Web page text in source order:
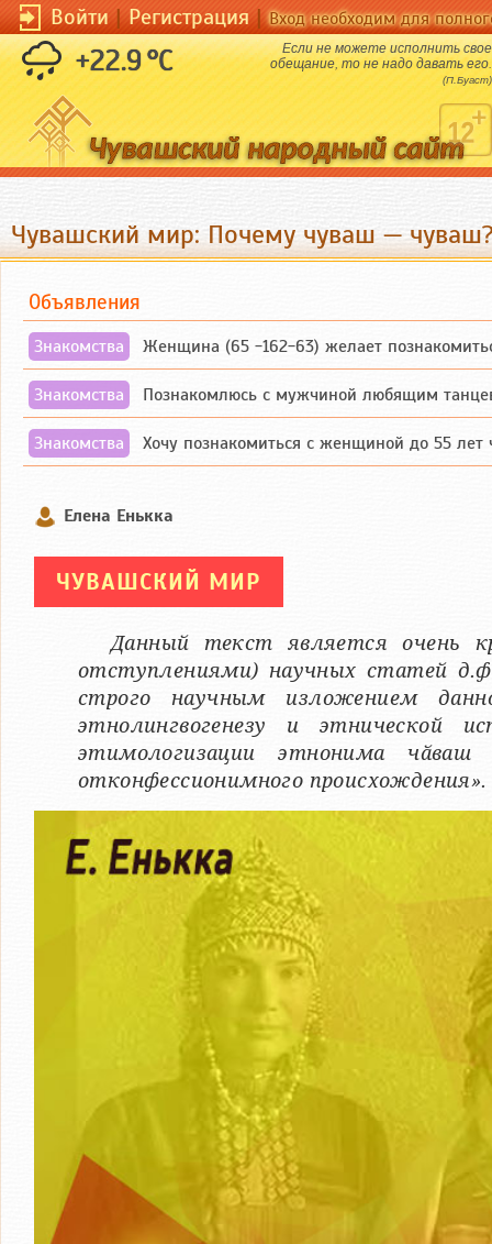
Войти|Регистрация|Вход необходим для
+22.9 °C
Если не можете исполнить свое
обещание, то не надо давать его.
(П.Буаст)
Чувашский мир: Почему чуваш —
Объявления
Знакомства Женщина (65 -162-63) желает
Знакомства Познакомлюсь с мужчиной любящим
Знакомства Хочу познакомиться с женщиной до 55 лет
Елена Енькка
ЧУВАШСКИЙ МИР
Данный текст является очень
отступлениями) научных статей
строго научным изложением
этнолингвогенезу и этнической
этимологизации этнонима
отконфессионимного происхождения».